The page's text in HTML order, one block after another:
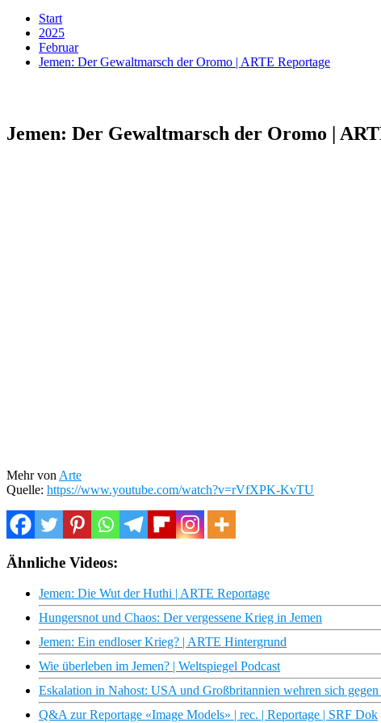
Start
2025
Februar
Jemen: Der Gewaltmarsch der Oromo | ARTE Reportage
Jemen: Der Gewaltmarsch der Oromo |
Mehr von Arte
Quelle: https://www.youtube.com/watch?v=rVfXPK-KvTU
Ähnliche Videos:
Jemen: Die Wut der Huthi | ARTE Reportage
Hungersnot und Chaos: Der vergessene Krieg in Jemen
Jemen: Ein endloser Krieg? | ARTE Hintergrund
Wie überleben im Jemen? | Weltspiegel Podcast
Eskalation in Nahost: USA und Großbritannien wehren sich gegen
Q&A zur Reportage «Image Models» | rec. | Reportage | SRF Dok